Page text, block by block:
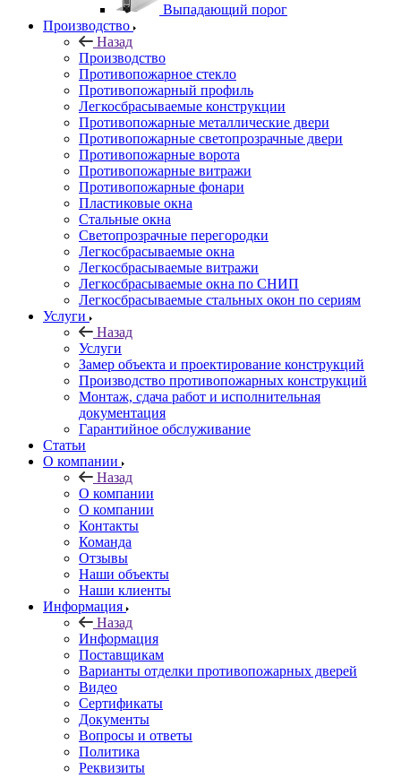
Выпадающий порог
Производство
Назад
Производство
Противопожарное стекло
Противопожарный профиль
Легкосбрасываемые конструкции
Противопожарные металлические двери
Противопожарные светопрозрачные двери
Противопожарные ворота
Противопожарные витражи
Противопожарные фонари
Пластиковые окна
Стальные окна
Светопрозрачные перегородки
Легкосбрасываемые окна
Легкосбрасываемые витражи
Легкосбрасываемые окна по СНИП
Легкосбрасываемые стальных окон по сериям
Услуги
Назад
Услуги
Замер объекта и проектирование конструкций
Производство противопожарных конструкций
Монтаж, сдача работ и исполнительная
документация
Гарантийное обслуживание
Статьи
О компании
Назад
О компании
О компании
Контакты
Команда
Отзывы
Наши объекты
Наши клиенты
Информация
Назад
Информация
Поставщикам
Варианты отделки противопожарных дверей
Видео
Сертификаты
Документы
Вопросы и ответы
Политика
Реквизиты